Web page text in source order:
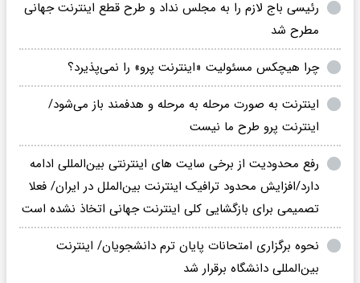
رئیسی باج لازم را به مجلس نداد و طرح قطع اینترنت جهانی
مطرح شد
چرا هیچکس مسئولیت «اینترنت پرو» را نمی‌پذیرد؟
اینترنت به صورت مرحله به مرحله و هدفمند باز می‌شود/
اینترنت پرو طرح ما نیست
رفع محدودیت از برخی سایت های اینترنتی بین‌المللی ادامه
دارد/افزایش محدود ترافیک اینترنت بین‌الملل در ایران/ فعلا
تصمیمی برای بازگشایی کلی اینترنت جهانی اتخاذ نشده است
نحوه برگزاری امتحانات پایان ترم دانشجویان/ اینترنت
بین‌المللی دانشگاه برقرار شد